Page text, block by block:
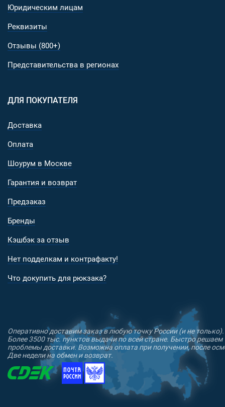
Юридическим лицам
Реквизиты
Отзывы (800+)
Представительства в регионах
ДЛЯ ПОКУПАТЕЛЯ
Доставка
Оплата
Шоурум в Москве
Гарантия и возврат
Предзаказ
Бренды
Кэшбэк за отзыв
Нет подделкам и контрафакту!
Что докупить для рюкзака?
Оперативно доставим заказ в любую точку России (и не только).
Более 3500 тыс. пунктов выдачи по всей стране. Быстро решаем
проблемы доставки. Возможна оплата при получении, после
Две недели на обмен и возврат.